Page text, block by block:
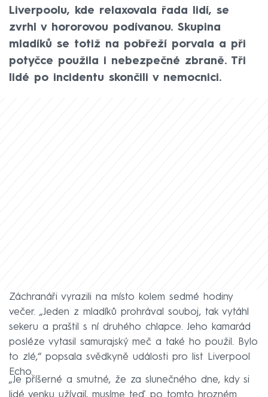
Liverpoolu, kde relaxovala řada lidí, se
zvrhl v hororovou podívanou. Skupina
mladíků se totiž na pobřeží porvala a při
potyčce použila i nebezpečné zbraně. Tři
lidé po incidentu skončili v nemocnici.
Záchranáři vyrazili na místo kolem sedmé hodiny
večer. „Jeden z mladíků prohrával souboj, tak vytáhl
sekeru a praštil s ní druhého chlapce. Jeho kamarád
posléze vytasil samurajský meč a také ho použil. Bylo
to zlé,“ popsala svědkyně události pro list Liverpool
Echo.
„Je příšerné a smutné, že za slunečného dne, kdy si
lidé venku užívají, musíme teď po tomto hrozném